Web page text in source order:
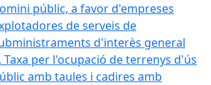
públic, a favor d'empreses
de serveis de
d'interès general
Taxa per l'ocupació de terrenys d'ús
amb taules i cadires amb